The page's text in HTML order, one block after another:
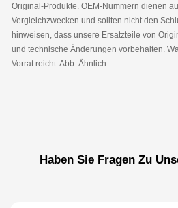
Original-Produkte. OEM-Nummern dienen
Vergleichzwecken und sollten nicht den
hinweisen, dass unsere Ersatzteile von
und technische Änderungen vorbehalten.
Vorrat reicht. Abb. Ähnlich.
Haben Sie Fragen Zu